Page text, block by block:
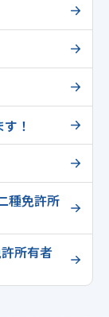
！
種免許所
所有者